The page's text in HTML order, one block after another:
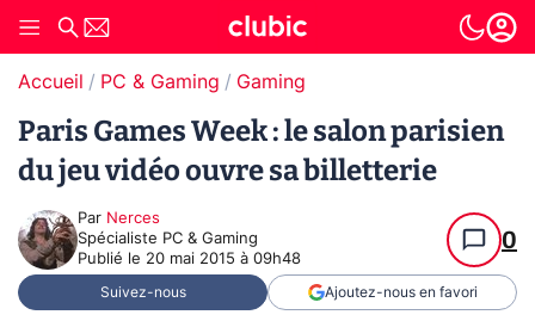
Accueil PC & Gaming Gaming
Paris Games Week : le salon parisien
du jeu vidéo ouvre sa billetterie
Par Nerces
Spécialiste PC & Gaming
Publié le 20 mai 2015 à 09h48
0
Suivez-nous Ajoutez-nous en favori